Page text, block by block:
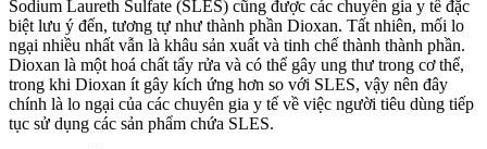
Sodium Laureth Sulfate (SLES) cũng được các chuyên gia y tế đặc
biệt lưu ý đến, tương tự như thành phần Dioxan. Tất nhiên, mối lo
ngại nhiều nhất vẫn là khâu sản xuất và tinh chế thành thành phần.
Dioxan là một hoá chất tẩy rửa và có thể gây ung thư trong cơ thể,
trong khi Dioxan ít gây kích ứng hơn so với SLES, vậy nên đây
chính là lo ngại của các chuyên gia y tế về việc người tiêu dùng tiếp
tục sử dụng các sản phẩm chứa SLES.